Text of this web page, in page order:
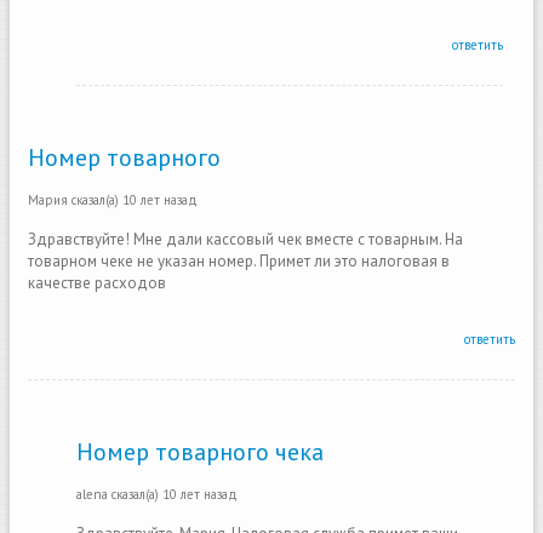
ответить
Номер товарного
Мария сказал(а) 10 лет назад
Здравствуйте! Мне дали кассовый чек вместе с товарным. На
товарном чеке не указан номер. Примет ли это налоговая в
качестве расходов
ответить
Номер товарного чека
alena сказал(а) 10 лет назад